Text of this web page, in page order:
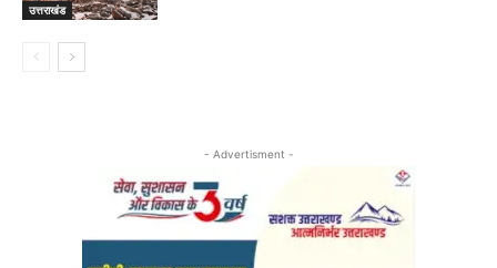
उत्तराखंड
- Advertisment -